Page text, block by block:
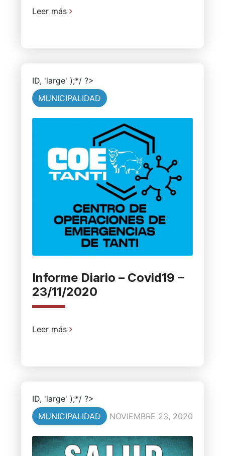
Leer más
ID, 'large' );*/ ?>
MUNICIPALIDAD
Informe Diario – Covid19 –
23/11/2020
Leer más
ID, 'large' );*/ ?>
MUNICIPALIDAD
NOVIEMBRE 23, 2020